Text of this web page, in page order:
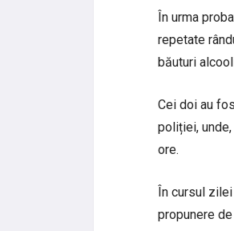
În urma
repetate
băuturi
Cei doi au
poliției,
ore.
În cursul
propunere